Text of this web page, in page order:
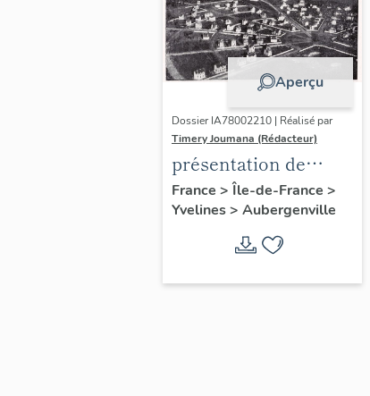
Aperçu
Dossier IA78002210 | Réalisé par
Timery Joumana (Rédacteur)
présentation de
l'étude
d'Elisabethville
France > Île-de-France >
Yvelines> Aubergenville